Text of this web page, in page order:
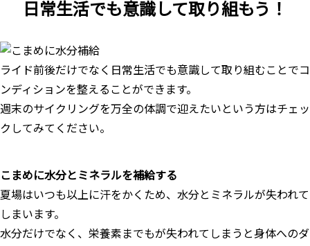
日常生活でも意識して取り組もう！
ライド前後だけでなく日常生活でも意識して取り組むことでコ
ンディションを整えることができます。
週末のサイクリングを万全の体調で迎えたいという方はチェッ
クしてみてください。
こまめに水分とミネラルを補給する
夏場はいつも以上に汗をかくため、水分とミネラルが失われて
しまいます。
水分だけでなく、栄養素までもが失われてしまうと身体へのダ